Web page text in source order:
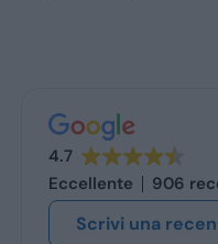
4.7
Eccellente
906
Scrivi una